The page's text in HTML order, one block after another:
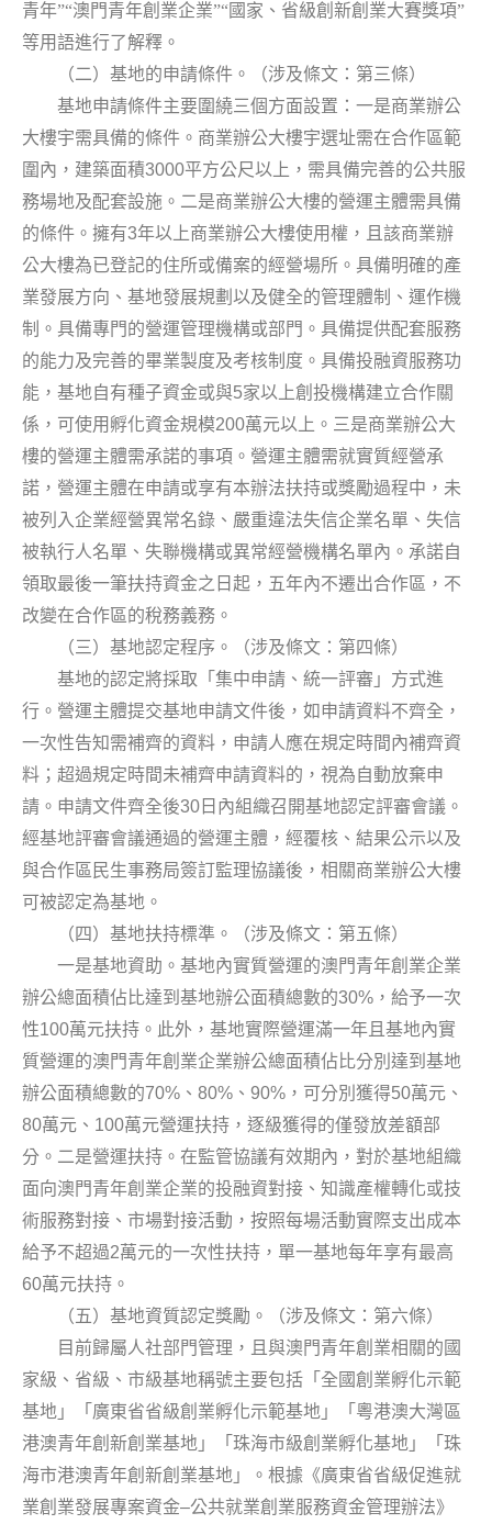
青年”“澳門青年創業企業”“國家、省級創新創業大賽獎項”
等用語進行了解釋。
（二）基地的申請條件。（涉及條文：第三條）
基地申請條件主要圍繞三個方面設置：一是商業辦公
大樓宇需具備的條件。商業辦公大樓宇選址需在合作區範
圍內，建築面積3000平方公尺以上，需具備完善的公共服
務場地及配套設施。二是商業辦公大樓的營運主體需具備
的條件。擁有3年以上商業辦公大樓使用權，且該商業辦
公大樓為已登記的住所或備案的經營場所。具備明確的產
業發展方向、基地發展規劃以及健全的管理體制、運作機
制。具備專門的營運管理機構或部門。具備提供配套服務
的能力及完善的畢業製度及考核制度。具備投融資服務功
能，基地自有種子資金或與5家以上創投機構建立合作關
係，可使用孵化資金規模200萬元以上。三是商業辦公大
樓的營運主體需承諾的事項。營運主體需就實質經營承
諾，營運主體在申請或享有本辦法扶持或獎勵過程中，未
被列入企業經營異常名錄、嚴重違法失信企業名單、失信
被執行人名單、失聯機構或異常經營機構名單內。承諾自
領取最後一筆扶持資金之日起，五年內不遷出合作區，不
改變在合作區的稅務義務。
（三）基地認定程序。（涉及條文：第四條）
基地的認定將採取「集中申請、統一評審」方式進
行。營運主體提交基地申請文件後，如申請資料不齊全，
一次性告知需補齊的資料，申請人應在規定時間內補齊資
料；超過規定時間未補齊申請資料的，視為自動放棄申
請。申請文件齊全後30 日內組織召開基地認定評審會議。
經基地評審會議通過的營運主體，經覆核、結果公示以及
與合作區民生事務局簽訂監理協議後，相關商業辦公大樓
可被認定為基地。
（四）基地扶持標準。（涉及條文：第五條）
一是基地資助。基地內實質營運的澳門青年創業企業
辦公總面積佔比達到基地辦公面積總數的30% ，給予一次
性100萬元扶持。此外，基地實際營運滿一年且基地內實
質營運的澳門青年創業企業辦公總面積佔比分別達到基地
辦公面積總數的70% 、 80% 、 90% ，可分別獲得50萬元、
80萬元、 100萬元營運扶持，逐級獲得的僅發放差額部
分。二是營運扶持。在監管協議有效期內，對於基地組織
面向澳門青年創業企業的投融資對接、知識產權轉化或技
術服務對接、市場對接活動，按照每場活動實際支出成本
給予不超過2萬元的一次性扶持，單一基地每年享有最高
60萬元扶持。
（五）基地資質認定獎勵。（涉及條文：第六條）
目前歸屬人社部門管理，且與澳門青年創業相關的國
家級、省級、市級基地稱號主要包括「全國創業孵化示範
基地」「廣東省省級創業孵化示範基地」「粵港澳大灣區
港澳青年創新創業基地」「珠海市級創業孵化基地」「珠
海市港澳青年創新創業基地」。根據《廣東省省級促進就
業創業發展專案資金–公共就業創業服務資金管理辦法》